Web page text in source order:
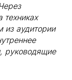
из аудитории
руководящие